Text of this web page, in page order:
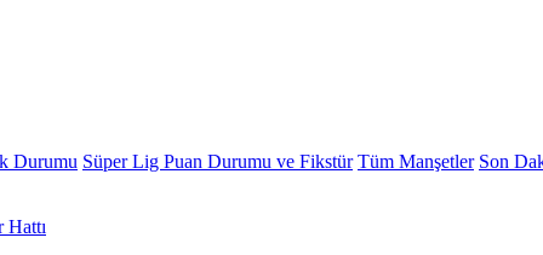
Durumu Süper Lig Puan Durumu ve Fikstür Tüm Manşetler Son